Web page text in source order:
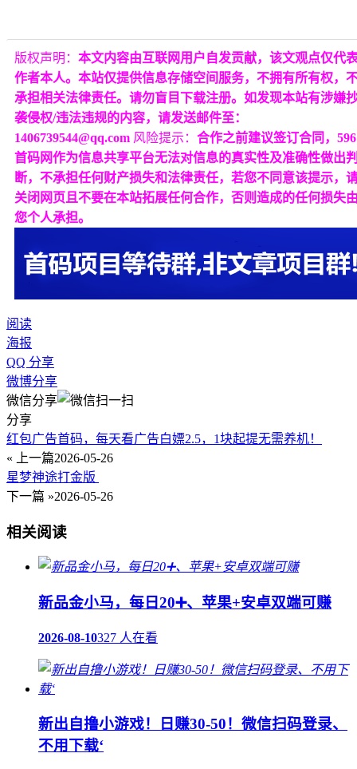
版权声明： 本文内容由互联网用户自发贡献，该文观点仅代
作者本人。本站仅提供信息存储空间服务，不拥有所有权，
承担相关法律责任。请勿盲目下载注册。如发现本站有涉嫌
袭侵权/违法违规的内容，请发送邮件至：
1406739544@qq.com 风险提示： 合作之前建议签订合同，596
首码网作为信息共享平台无法对信息的真实性及准确性做出
断，不承担任何财产损失和法律责任，若您不同意该提示，
关闭网页且不要在本站拓展任何合作，否则造成的任何损失
您个人承担。
阅读
海报
QQ 分享
微博分享
微信分享
分享
红包广告首码，每天看广告白嫖2.5，1块起提无需养机！
« 上一篇2026-05-26
星梦神途打金版
下一篇 »2026-05-26
相关阅读
新品金小马，每日20➕、苹果+安卓双端可赚
2026-08-10327 人在看
新出自撸小游戏！日赚30-50！微信扫码登录、
不用下载‘